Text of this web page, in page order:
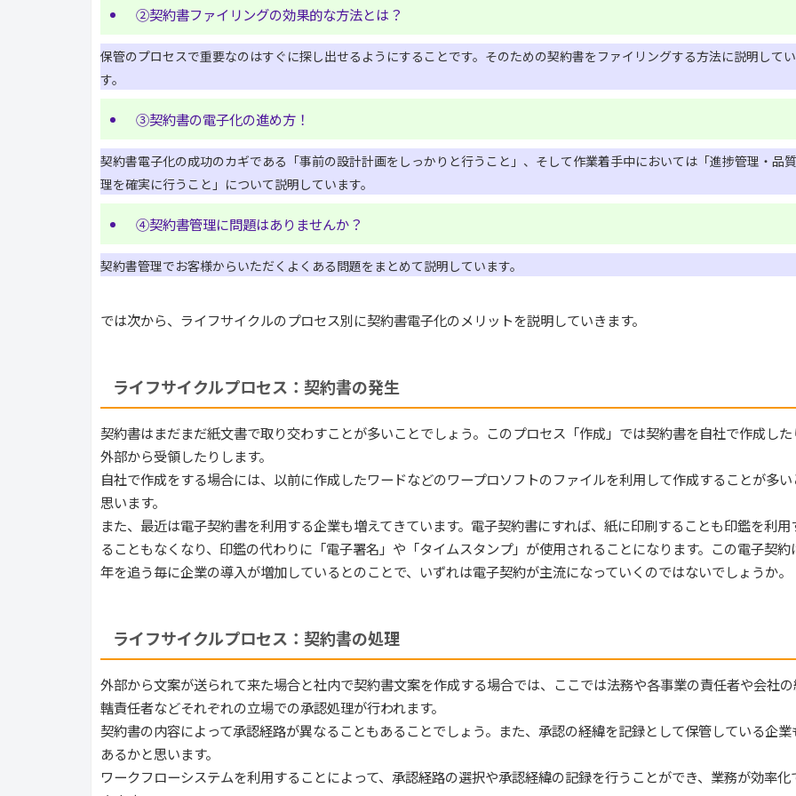
②契約書ファイリングの効果的な方法とは？
保管のプロセスで重要なのはすぐに探し出せるようにすることです。そのための契約書をファイリングする方法に説明して
す。
③契約書の電子化の進め方！
契約書電子化の成功のカギである「事前の設計計画をしっかりと行うこと」、そして作業着手中においては「進捗管理・品
理を確実に行うこと」について説明しています。
④契約書管理に問題はありませんか？
契約書管理でお客様からいただくよくある問題をまとめて説明しています。
では次から、ライフサイクルのプロセス別に契約書電子化のメリットを説明していきます。
ライフサイクルプロセス：契約書の発生
契約書はまだまだ紙文書で取り交わすことが多いことでしょう。このプロセス「作成」では契約書を自社で作成した
外部から受領したりします。
自社で作成をする場合には、以前に作成したワードなどのワープロソフトのファイルを利用して作成することが多い
思います。
また、最近は電子契約書を利用する企業も増えてきています。電子契約書にすれば、紙に印刷することも印鑑を利用
ることもなくなり、印鑑の代わりに「電子署名」や「タイムスタンプ」が使用されることになります。この電子契約
年を追う毎に企業の導入が増加しているとのことで、いずれは電子契約が主流になっていくのではないでしょうか。
ライフサイクルプロセス：契約書の処理
外部から文案が送られて来た場合と社内で契約書文案を作成する場合では、ここでは法務や各事業の責任者や会社
轄責任者などそれぞれの立場での承認処理が行われます。
契約書の内容によって承認経路が異なることもあることでしょう。また、承認の経緯を記録として保管している企業
あるかと思います。
ワークフローシステムを利用することによって、承認経路の選択や承認経緯の記録を行うことができ、業務が効率化